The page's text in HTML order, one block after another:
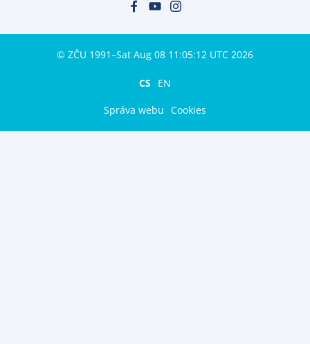
© ZČU 1991–Sat Aug 08 11:05:12 UTC 2026
CS EN
Správa webu Cookies